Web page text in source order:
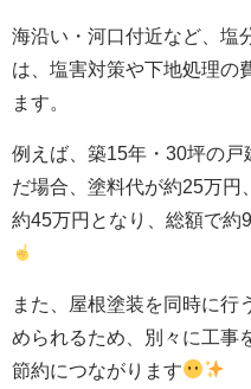
海沿い・河口付近など、塩
は、塩害対策や下地処理の
ます。
例えば、築15年・30坪の
だ場合、塗料代が約25万円
約45万円となり、総額で約
また、屋根塗装を同時に行
められるため、別々に工事
節約につながります